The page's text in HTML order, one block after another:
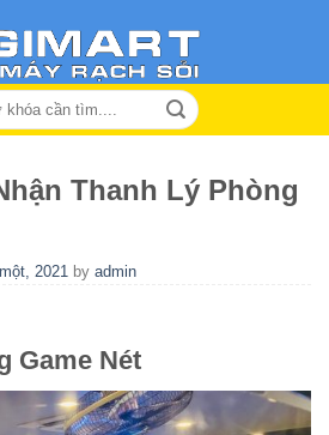
Thanh Lý Phòng
2021 by admin
Game Nét